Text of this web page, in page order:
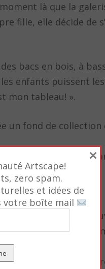
là que la
fille, elle décide de
bacs en bois, à
enfants puissent
mon tableau! ».
un fond de collection
une collection
les adultes.
pas encore la
froides –
en serez les
Artscape!
zero spam.
et idées de
votre boîte mail
×